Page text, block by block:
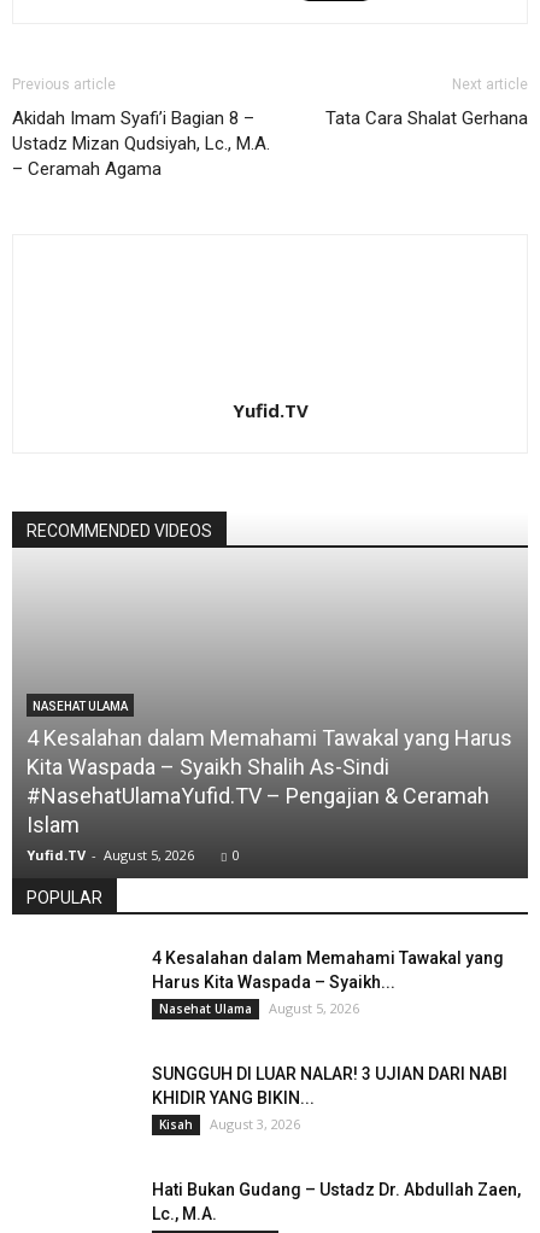
Previous article
Akidah Imam Syafi’i Bagian 8 –
Ustadz Mizan Qudsiyah, Lc., M.A.
– Ceramah Agama
Next article
Tata Cara Shalat Gerhana
Yufid.TV
RECOMMENDED VIDEOS
NASEHAT ULAMA
4 Kesalahan dalam Memahami Tawakal yang Harus
Kita Waspada – Syaikh Shalih As-Sindi
#NasehatUlamaYufid.TV – Pengajian & Ceramah
Islam
Yufid.TV - August 5, 2026 0
POPULAR
4 Kesalahan dalam Memahami Tawakal yang
Harus Kita Waspada – Syaikh...
Nasehat Ulama August 5, 2026
SUNGGUH DI LUAR NALAR! 3 UJIAN DARI NABI
KHIDIR YANG BIKIN...
Kisah August 3, 2026
Hati Bukan Gudang – Ustadz Dr. Abdullah Zaen,
Lc., M.A.